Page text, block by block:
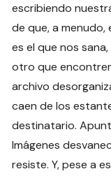
escribiendo
de que, a
es el que nos
otro que
archivo
caen de los
destinatario.
Imágenes
resiste. Y, pese a